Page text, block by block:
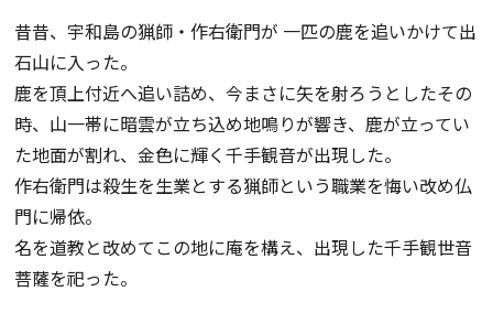
昔昔、宇和島の猟師・作右衛門が 一匹の鹿を追いかけて出
石山に入った。
鹿を頂上付近へ追い詰め、今まさに矢を射ろうとしたその
時、山一帯に暗雲が立ち込め地鳴りが響き、鹿が立ってい
た地面が割れ、金色に輝く千手観音が出現した。
作右衛門は殺生を生業とする猟師という職業を悔い改め仏
門に帰依。
名を道教と改めてこの地に庵を構え、出現した千手観世音
菩薩を祀った。